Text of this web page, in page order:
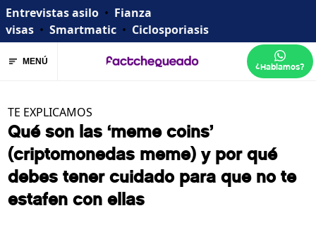
Entrevistas asilo • Fianza
visas • Smartmatic • Ciclosporiasis
MENÚ ¿Hablamos?
TE EXPLICAMOS
Qué son las ‘meme coins’
(criptomonedas meme) y por qué
debes tener cuidado para que no te
estafen con ellas